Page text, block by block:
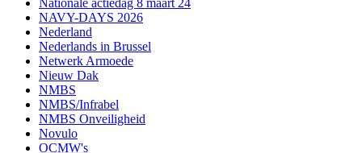
Nationale actiedag 8 maart 24
NAVY-DAYS 2026
Nederland
Nederlands in Brussel
Netwerk Armoede
Nieuw Dak
NMBS
NMBS/Infrabel
NMBS Onveiligheid
Novulo
OCMW's